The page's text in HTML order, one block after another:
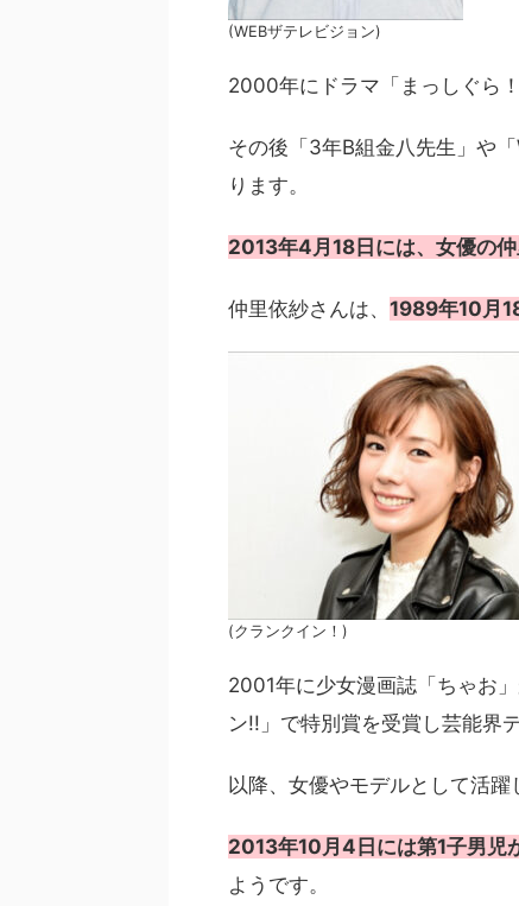
(WEBザテレビジョン)
2000年にドラマ「まっしぐら
その後「3年B組金八先生」や
ります。
2013年4月18日には、女優の仲
仲里依紗さんは、 1989年10月
(クランクイン！)
2001年に少女漫画誌「ちゃお
ン!!」で特別賞を受賞し芸能界
以降、女優やモデルとして活躍
2013年10月4日には第1子男児
ようです。